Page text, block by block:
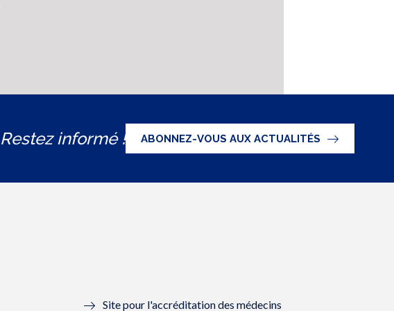
Restez informé ! ABONNEZ-VOUS AUX ACTUALITÉS
Site pour l'accréditation des médecins